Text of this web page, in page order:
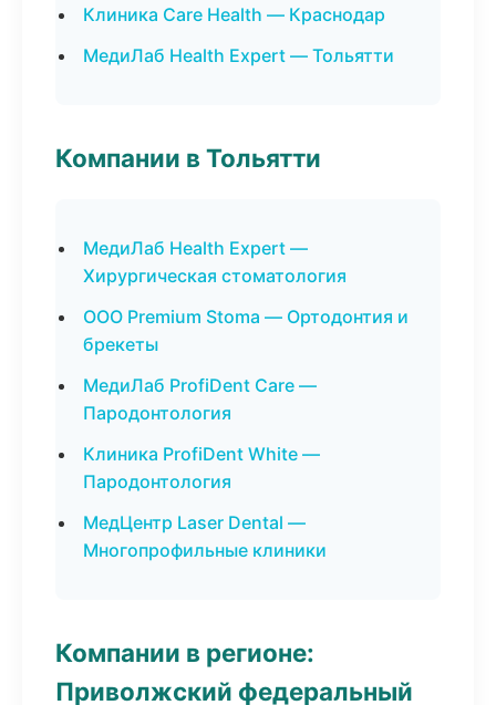
Клиника Care Health — Краснодар
МедиЛаб Health Expert — Тольятти
Компании в Тольятти
МедиЛаб Health Expert —
Хирургическая стоматология
ООО Premium Stoma — Ортодонтия и
брекеты
МедиЛаб ProfiDent Care —
Пародонтология
Клиника ProfiDent White —
Пародонтология
МедЦентр Laser Dental —
Многопрофильные клиники
Компании в регионе:
Приволжский федеральный